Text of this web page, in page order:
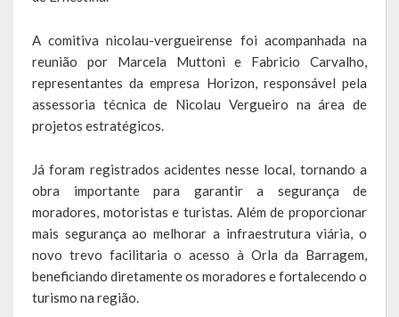
Serviços Oferecidos pela Secretaria de Saúde
Serviços Urbanos
Legislação
ATOS NORMATIVOS
LEIS ORDINÁRIAS
LEIS COMPLEMENTARES
A comitiva nicolau-vergueirense foi acompanhada na
reunião por Marcela Muttoni e Fabricio Carvalho,
representantes da empresa Horizon, responsável pela
assessoria técnica de Nicolau Vergueiro na área de
projetos estratégicos.
Já foram registrados acidentes nesse local, tornando a
obra importante para garantir a segurança de
moradores, motoristas e turistas. Além de proporcionar
mais segurança ao melhorar a infraestrutura viária, o
novo trevo facilitaria o acesso à Orla da Barragem,
beneficiando diretamente os moradores e fortalecendo o
turismo na região.